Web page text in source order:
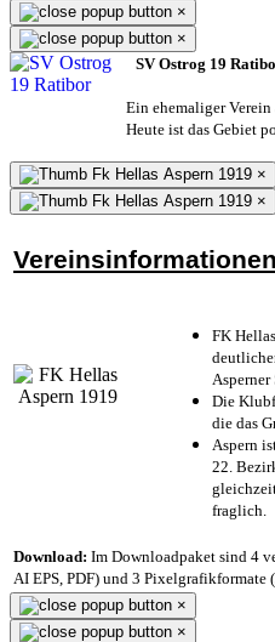
×
×
SV Ostrog 19
Ein ehemaliger Verein
Heute ist das Gebiet
×
×
FK
Die
die das
Aspern
22.
fraglich.
Download: Im Downloadpaket sind 4
AI EPS, PDF) und 3 Pixelgrafikformate
×
×